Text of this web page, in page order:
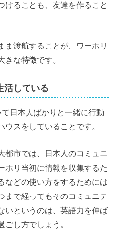
けることも、友達を作ること
ま渡航することが、ワーホリ
きな特徴です。
活している
日本人ばかりと一緒に行動
ウスをしていることです。
都市では、日本人のコミュニ
ホリ当初に情報を収集するた
などの使い方をするためには
まで経ってもそのコミュニテ
いというのは、英語力を伸ば
ごし方でしょう。